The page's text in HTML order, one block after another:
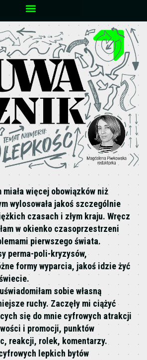
miała więcej obowiązków niż
wylosowała jakoś szczególnie
czasach i złym kraju. Wręcz
w okienko czasoprzestrzeni
pierwszego świata.
perma-poli-kryzysów,
formy wyparcia, jakoś idzie żyć
sobie własną
ruchy. Zaczęły mi ciążyć
się do mnie cyfrowych atrakcji
i promocji, punktów
reakcji, rolek, komentarzy.
lepkich bytów